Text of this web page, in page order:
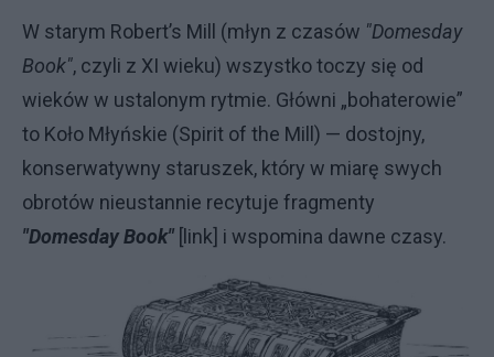
W starym Robert’s Mill (młyn z czasów "Domesday
Book", czyli z XI wieku) wszystko toczy się od
wieków w ustalonym rytmie. Główni „bohaterowie”
to Koło Młyńskie (Spirit of the Mill) — dostojny,
konserwatywny staruszek, który w miarę swych
obrotów nieustannie recytuje fragmenty
"Domesday Book" [link] i wspomina dawne czasy.